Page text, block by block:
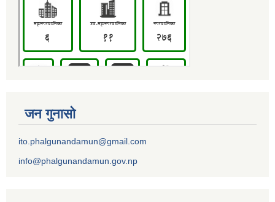
जन गुनासो
ito.phalgunandamun@gmail.com
info@phalgunandamun.gov.np